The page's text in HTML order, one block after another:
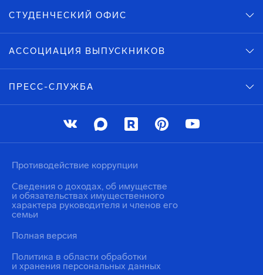
СТУДЕНЧЕСКИЙ ОФИС
АССОЦИАЦИЯ ВЫПУСКНИКОВ
ПРЕСС-СЛУЖБА
Политика в области обработки
и хранения персональных данных
Противодействие коррупции
Сведения о доходах, об имуществе
и обязательствах имущественного
характера руководителя и членов его
семьи
Полная версия